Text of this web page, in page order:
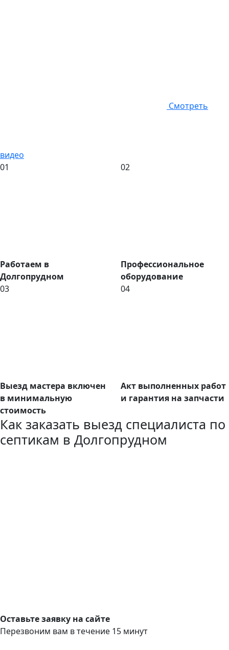
Смотреть
видео
01
Работаем в
Долгопрудном
02
Профессиональное
оборудование
03
Выезд мастера включен
в минимальную
стоимость
04
Акт выполненных работ
и гарантия на запчасти
Как заказать выезд специалиста по
септикам в Долгопрудном
Оставьте заявку на сайте
Перезвоним вам в течение 15 минут